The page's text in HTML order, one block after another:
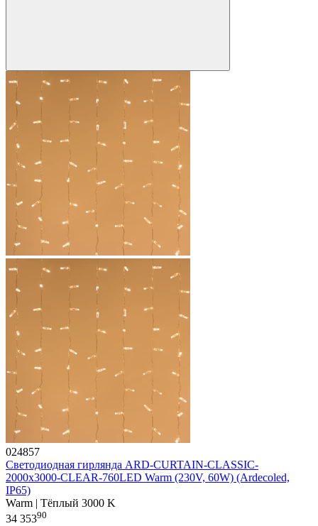
024857
Светодиодная гирлянда ARD-CURTAIN-CLASSIC-
2000x3000-CLEAR-760LED Warm (230V, 60W) (Ardecoled,
IP65)
Warm | Тёплый 3000 K
34 35390